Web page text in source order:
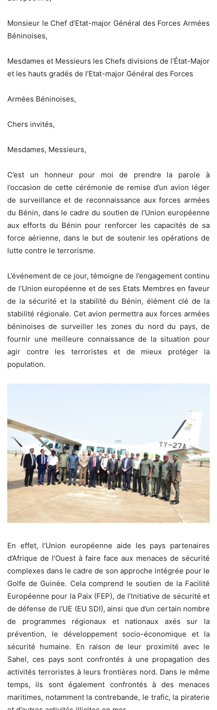
Monsieur le Chef d’Etat-major Général des Forces Armées
Béninoises,
Mesdames et Messieurs les Chefs divisions de l’État-Major
et les hauts gradés de l’Etat-major Général des Forces
Armées Béninoises,
Chers invités,
Mesdames, Messieurs,
C’est un honneur pour moi de prendre la parole à
l’occasion de cette cérémonie de remise d’un avion léger
de surveillance et de reconnaissance aux forces armées
du Bénin, dans le cadre du soutien de l’Union européenne
aux efforts du Bénin pour renforcer les capacités de sa
force aérienne, dans le but de soutenir les opérations de
lutte contre le terrorisme.
L’événement de ce jour, témoigne de l’engagement continu
de l’Union européenne et de ses Etats Membres en faveur
de la sécurité et la stabilité du Bénin, élément clé de la
stabilité régionale. Cet avion permettra aux forces armées
béninoises de surveiller les zones du nord du pays, de
fournir une meilleure connaissance de la situation pour
agir contre les terroristes et de mieux protéger la
population.
En effet, l’Union européenne aide les pays partenaires
d’Afrique de l’Ouest à faire face aux menaces de sécurité
complexes dans le cadre de son approche intégrée pour le
Golfe de Guinée. Cela comprend le soutien de la Facilité
Européenne pour la Paix (FEP), de l’Initiative de sécurité et
de défense de l’UE (EU SDI), ainsi que d’un certain nombre
de programmes régionaux et nationaux axés sur la
prévention, le développement socio-économique et la
sécurité humaine. En raison de leur proximité avec le
Sahel, ces pays sont confrontés à une propagation des
activités terroristes à leurs frontières nord. Dans le même
temps, ils sont également confrontés à des menaces
maritimes, notamment la contrebande, le trafic, la piraterie